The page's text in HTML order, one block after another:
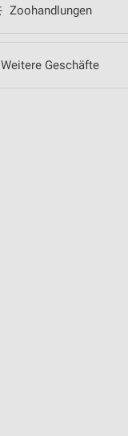
Zoohandlungen
Weitere Geschäfte